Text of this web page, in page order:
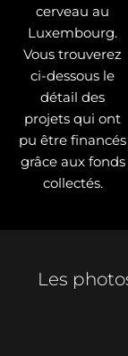
cerveau au
Luxembourg.
Vous trouverez
ci-dessous le
détail des
projets qui ont
pu être financés
grâce aux fonds
collectés.
Les